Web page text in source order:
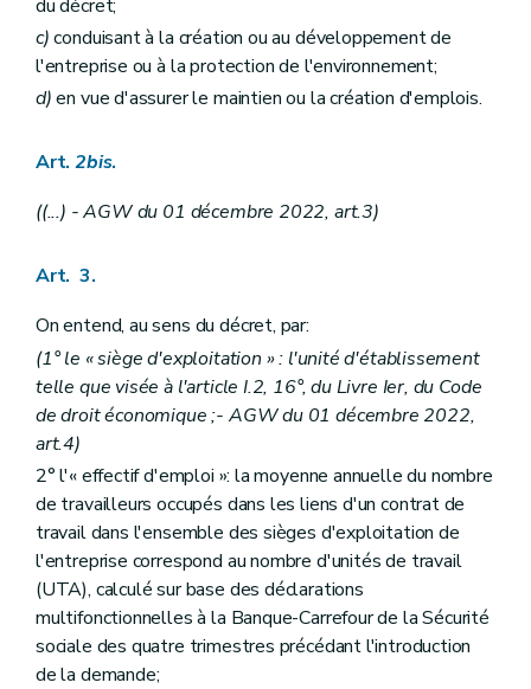
du décret;
c)conduisant à la création ou au développement de
l'entreprise ou à la protection de l'environnement;
d)en vue d'assurer le maintien ou la création d'emplois.
Art.2bis.
((...) - AGW du 01 décembre 2022, art.3)
Art. 3.
On entend, au sens du décret, par:
(1° le « siège d'exploitation » : l'unité d'établissement
telle que visée à l'article I.2, 16°, du Livre Ier, du Code
de droit économique ;- AGW du 01 décembre 2022,
art.4)
2° l'« effectif d'emploi »: la moyenne annuelle du nombre
de travailleurs occupés dans les liens d'un contrat de
travail dans l'ensemble des sièges d'exploitation de
l'entreprise correspond au nombre d'unités de travail
(UTA), calculé sur base des déclarations
multifonctionnelles à la Banque-Carrefour de la Sécurité
sociale des quatre trimestres précédant l'introduction
de la demande;